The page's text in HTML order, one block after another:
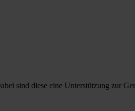
sind diese eine Unterstützung zur